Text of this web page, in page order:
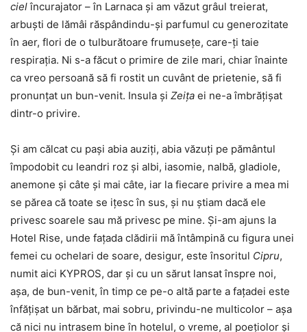
cielîncurajator – în Larnaca și am văzut grâul treierat,
arbuști de lămâi răspândindu-și parfumul cu generozitate
în aer, flori de o tulburătoare frumusețe, care-ți taie
respirația. Ni s-a făcut o primire de zile mari, chiar înainte
ca vreo persoană să fi rostit un cuvânt de prietenie, să fi
pronunțat un bun-venit. Insula și Zeița ei ne-a îmbrățișat
dintr-o privire.
Și am călcat cu pași abia auziți, abia văzuți pe pământul
împodobit cu leandri roz și albi, iasomie, nalbă, gladiole,
anemone și câte și mai câte, iar la fiecare privire a mea mi
se părea că toate se ițesc în sus, și nu știam dacă ele
privesc soarele sau mă privesc pe mine. Și-am ajuns la
Hotel Rise, unde fațada clădirii mă întâmpină cu figura unei
femei cu ochelari de soare, desigur, este însoritul Cipru,
numit aici KYPROS, dar și cu un sărut lansat înspre noi,
așa, de bun-venit, în timp ce pe-o altă parte a fațadei este
înfățișat un bărbat, mai sobru, privindu-ne multicolor – așa
că nici nu intrasem bine în hotelul, o vreme, al poețiolor și